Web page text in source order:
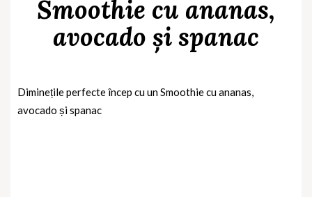
Smoothie cu ananas,
avocado și spanac
Diminețile perfecte încep cu un Smoothie cu ananas,
avocado și spanac